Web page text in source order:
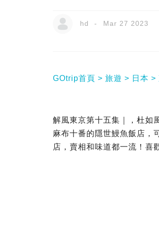
hd Mar 27 2023
GOtrip首頁 旅遊 日本
解風東京第十五集｜，杜如
麻布十番的隱世鰻魚飯店，
店，賣相和味道都一流！喜